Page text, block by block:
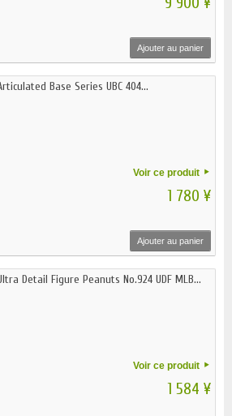
Ajouter au panier
Base Series UBC 404...
Voir ce produit
1 780 ¥
Ajouter au panier
Detail Figure Peanuts No.924 UDF MLB...
Voir ce produit
1 584 ¥